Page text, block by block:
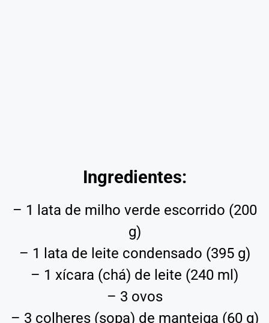
Ingredientes:
– 1 lata de milho verde escorrido (200
g)
– 1 lata de leite condensado (395 g)
– 1 xícara (chá) de leite (240 ml)
– 3 ovos
– 3 colheres (sopa) de manteiga (60 g)